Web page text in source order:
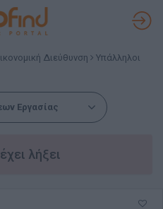
Διεύθυνση
Υπάλληλοι
Εργασίας
λήξει